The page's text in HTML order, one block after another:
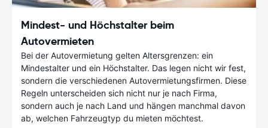
Mindest- und Höchstalter beim
Autovermieten
Bei der Autovermietung gelten Altersgrenzen: ein
Mindestalter und ein Höchstalter. Das legen nicht wir fest,
sondern die verschiedenen Autovermietungsfirmen. Diese
Regeln unterscheiden sich nicht nur je nach Firma,
sondern auch je nach Land und hängen manchmal davon
ab, welchen Fahrzeugtyp du mieten möchtest.